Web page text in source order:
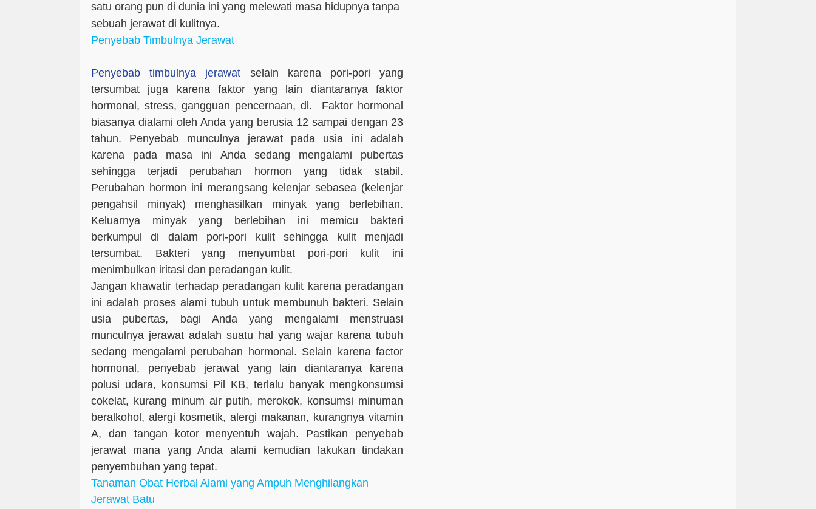
satu orang pun di dunia ini yang melewati masa hidupnya tanpa
sebuah jerawat di kulitnya.
Penyebab Timbulnya Jerawat
Penyebab timbulnya jerawat selain karena pori-pori yang
tersumbat juga karena faktor yang lain diantaranya faktor
hormonal, stress, gangguan pencernaan, dl. Faktor hormonal
biasanya dialami oleh Anda yang berusia 12 sampai dengan 23
tahun. Penyebab munculnya jerawat pada usia ini adalah
karena pada masa ini Anda sedang mengalami pubertas
sehingga terjadi perubahan hormon yang tidak stabil.
Perubahan hormon ini merangsang kelenjar sebasea (kelenjar
pengahsil minyak) menghasilkan minyak yang berlebihan.
Keluarnya minyak yang berlebihan ini memicu bakteri
berkumpul di dalam pori-pori kulit sehingga kulit menjadi
tersumbat. Bakteri yang menyumbat pori-pori kulit ini
menimbulkan iritasi dan peradangan kulit.
Jangan khawatir terhadap peradangan kulit karena peradangan
ini adalah proses alami tubuh untuk membunuh bakteri. Selain
usia pubertas, bagi Anda yang mengalami menstruasi
munculnya jerawat adalah suatu hal yang wajar karena tubuh
sedang mengalami perubahan hormonal. Selain karena factor
hormonal, penyebab jerawat yang lain diantaranya karena
polusi udara, konsumsi Pil KB, terlalu banyak mengkonsumsi
cokelat, kurang minum air putih, merokok, konsumsi minuman
beralkohol, alergi kosmetik, alergi makanan, kurangnya vitamin
A, dan tangan kotor menyentuh wajah. Pastikan penyebab
jerawat mana yang Anda alami kemudian lakukan tindakan
penyembuhan yang tepat.
Tanaman Obat Herbal Alami yang Ampuh Menghilangkan
Jerawat Batu